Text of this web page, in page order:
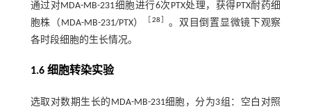
通过对MDA-MB-231细胞进行6次PTX处理，获得PTX耐药细
胞株（MDA-MB-231/PTX）
28
。双目倒置显微镜下观察
各时段细胞的生长情况。
1.6 细胞转染实验
选取对数期生长的MDA-MB-231细胞，分为3组：空白对照